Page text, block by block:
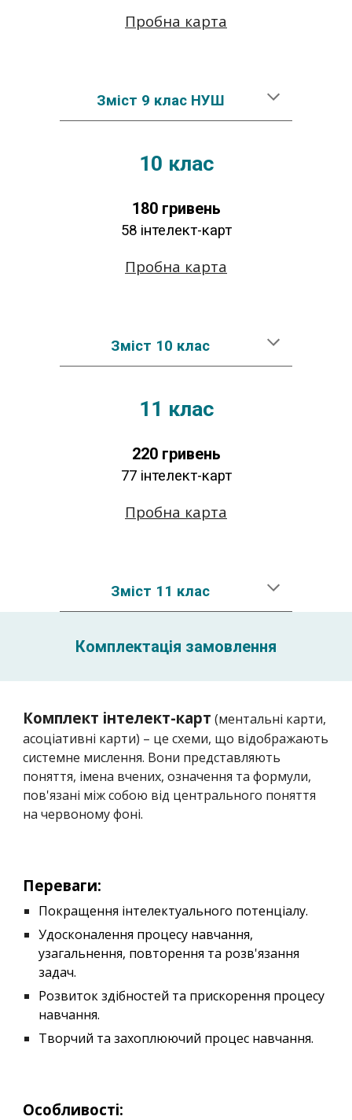
Пробна карта
Зміст 9 клас НУШ
10 клас
180гривень
58інтелект-карт
Пробна карта
Зміст 10 клас
11 клас
220гривень
77інтелект-карт
Пробна карта
Зміст 1 1 клас
Комплектація замовлення
Комплект інтелект-карт (ментальні карти,
асоціативні карти) – це схеми, що відображають
системне мислення. Вони представляють
поняття, імена вчених, означення та формули,
пов'язані між собою від центрального поняття
на червоному фоні.
Переваги:
Покращення інтелектуального потенціалу.
Удосконалення процесу навчання,
узагальнення, повторення та розв'язання
задач.
Розвиток здібностей та прискорення процесу
навчання.
Творчий та захоплюючий процес навчання.
Особливості: